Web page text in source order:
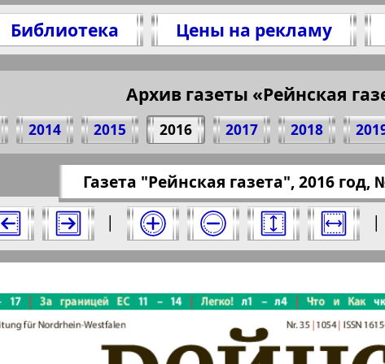
Библиотека Цены на рекламу
Архив газеты «Рейнская
2014 2015 2016 2017 2018
газета" за 2016 год. Выберите номер и
Газета "Рейнская газета", 2016 год,
| |
"Рейнская газета". Номер: 35, 2016 год.
3
Поделитесь 1 стр. газеты "Rheinskaja
(Нажмите, чтобы скопировать
https://pressaru.eu/?pub=reinskaja-
Берлинский